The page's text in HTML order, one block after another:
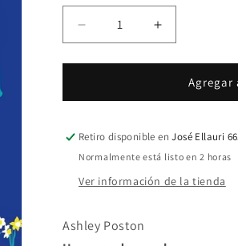
Reducir
cantidad
para
amor
novela
Poston
Aumentar
cantidad
para
amor
novela
|
Poston
Retiro disponible enJosé Ellauri
Normalmente está listo en 2 horas
Ver información de la tienda
Ashley Poston